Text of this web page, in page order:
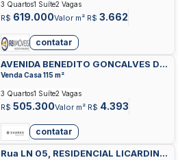
R$ 619.000Valor m² R$ 3.662
3 Quartos1 Suíte2 Vagas
contatar
AVENIDA BENEDITO GONCALVES DE
ARAUJO, RESIDENCIAL FLAMINGO,
Venda Casa 115 m²
R$ 505.300Valor m² R$ 4.393
3 Quartos1 Suíte2 Vagas
contatar
Rua LN 05, RESIDENCIAL LICARDINO